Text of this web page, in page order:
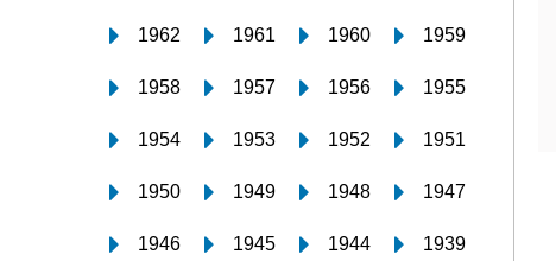
1962 1961 1960 1959
1958 1957 1956 1955
1954 1953 1952 1951
1950 1949 1948 1947
1946 1945 1944 1939